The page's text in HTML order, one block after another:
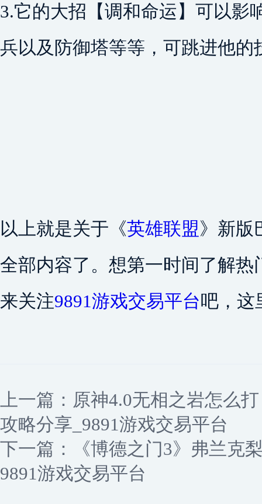
3.它的大招【调和命运】可以影
兵以及防御塔等等，可跳进他的
以上就是关于《英雄联盟》新版
全部内容了。想第一时间了解
来关注9891游戏交易平台吧，这
上一篇： 原神4.0无相之岩怎么
攻略分享_9891游戏交易平台
下一篇：
《博德之门3》弗兰
9891游戏交易平台